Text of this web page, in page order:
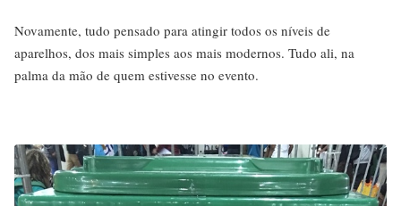
Novamente, tudo pensado para atingir todos os níveis de
aparelhos, dos mais simples aos mais modernos. Tudo ali, na
palma da mão de quem estivesse no evento.